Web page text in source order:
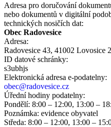
Adresa pro doručování
nebo dokumentů v digitální
technických nosičích dat:
Obec Radovesice
Adresa:
Radovesice 43, 41002 Lovosice 2
ID datové schránky:
s3ubhjs
Elektronická adresa e‑podatelny:
obec@radovesice.cz
Úřední hodiny podatelny:
Pondělí: 8:00 – 12:00, 13:00 –
Poznámka: evidence obyvatel
Středa: 8:00 – 12:00, 13:00 –